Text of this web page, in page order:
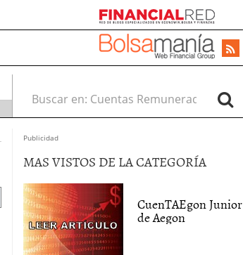
Buscar en:
Publicidad
MAS VISTOS DE LA CATEGORÍA
CuenTAEgon Junior
de Aegon